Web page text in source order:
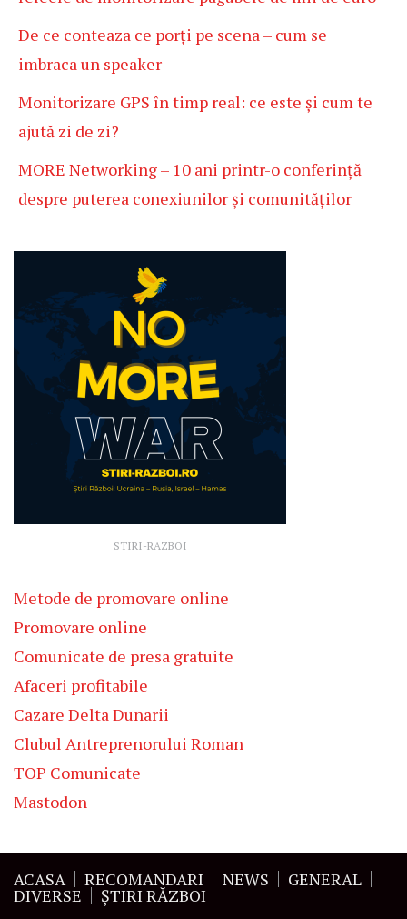
De ce conteaza ce porți pe scena – cum se
imbraca un speaker
Monitorizare GPS în timp real: ce este și cum te
ajută zi de zi?
MORE Networking – 10 ani printr-o conferință
despre puterea conexiunilor și comunităților
STIRI-RAZBOI
Metode de promovare online
Promovare online
Comunicate de presa gratuite
Afaceri profitabile
Cazare Delta Dunarii
Clubul Antreprenorului Roman
TOP Comunicate
Mastodon
ACASA RECOMANDARI NEWS GENERAL
DIVERSE ŞTIRI RĂZBOI